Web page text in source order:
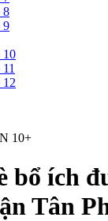
8
9
10
12
10+
bổ ích
Tân